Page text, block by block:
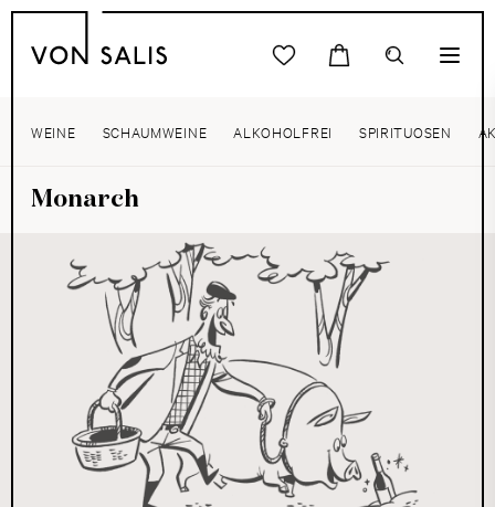
WEINE SCHAUMWEINE ALKOHOLFREI SPIRITUOSEN
Monarch